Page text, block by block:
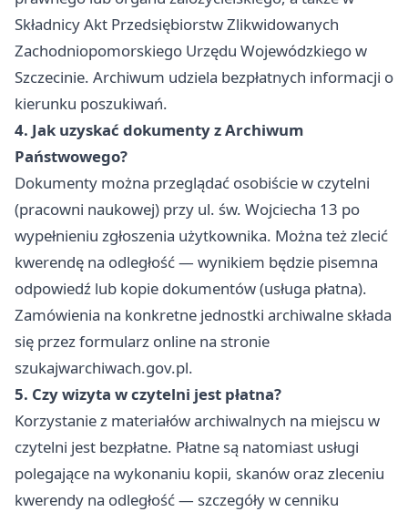
Składnicy Akt Przedsiębiorstw Zlikwidowanych
Zachodniopomorskiego Urzędu Wojewódzkiego w
Szczecinie. Archiwum udziela bezpłatnych informacji o
kierunku poszukiwań.
4. Jak uzyskać dokumenty z Archiwum
Państwowego?
Dokumenty można przeglądać osobiście w czytelni
(pracowni naukowej) przy ul. św. Wojciecha 13 po
wypełnieniu zgłoszenia użytkownika. Można też zlecić
kwerendę na odległość — wynikiem będzie pisemna
odpowiedź lub kopie dokumentów (usługa płatna).
Zamówienia na konkretne jednostki archiwalne składa
się przez formularz online na stronie
szukajwarchiwach.gov.pl.
5. Czy wizyta w czytelni jest płatna?
Korzystanie z materiałów archiwalnych na miejscu w
czytelni jest bezpłatne. Płatne są natomiast usługi
polegające na wykonaniu kopii, skanów oraz zleceniu
kwerendy na odległość — szczegóły w cenniku